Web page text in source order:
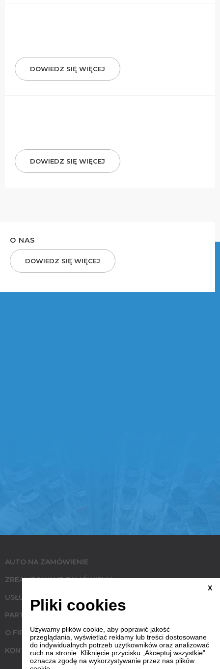
DOWIEDZ SIĘ WIĘCEJ
DOWIEDZ SIĘ WIĘCEJ
O NAS
DOWIEDZ SIĘ WIĘCEJ
AUTO NA ZAMÓWIENIE
ZREALIZOWANE ZAMÓWIENIA
USŁUGI
PARTNERZY
O FIRMIE
KONTAKT
X
Pliki cookies
Używamy plików cookie, aby poprawić jakość
przeglądania, wyświetlać reklamy lub treści dostosowane
do indywidualnych potrzeb użytkowników oraz analizować
ruch na stronie. Kliknięcie przycisku „Akceptuj wszystkie”
oznacza zgodę na wykorzystywanie przez nas plików